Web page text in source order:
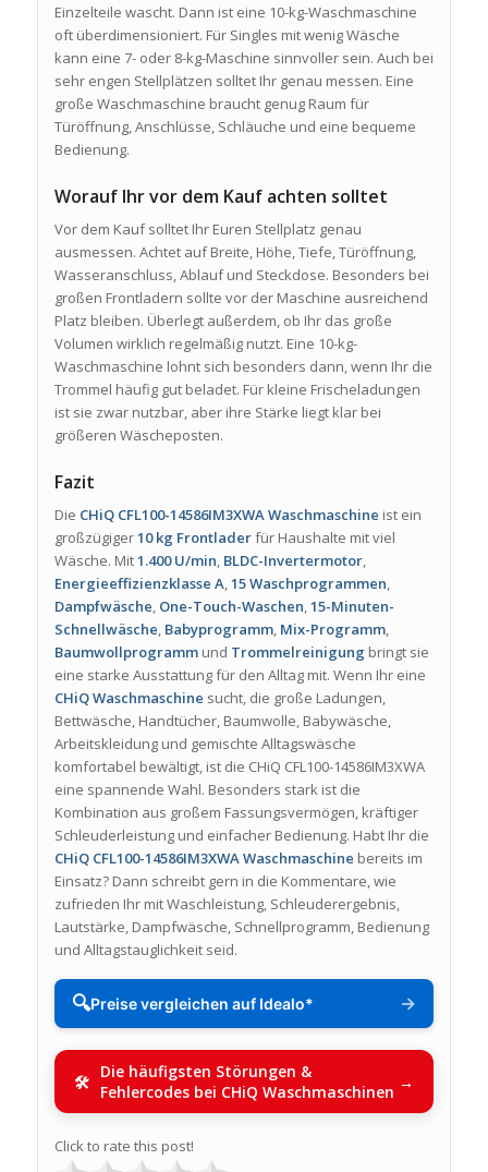
Einzelteile wascht. Dann ist eine 10-kg-Waschmaschine
oft überdimensioniert. Für Singles mit wenig Wäsche
kann eine 7- oder 8-kg-Maschine sinnvoller sein. Auch bei
sehr engen Stellplätzen solltet Ihr genau messen. Eine
große Waschmaschine braucht genug Raum für
Türöffnung, Anschlüsse, Schläuche und eine bequeme
Bedienung.
Worauf Ihr vor dem Kauf achten solltet
Vor dem Kauf solltet Ihr Euren Stellplatz genau
ausmessen. Achtet auf Breite, Höhe, Tiefe, Türöffnung,
Wasseranschluss, Ablauf und Steckdose. Besonders bei
großen Frontladern sollte vor der Maschine ausreichend
Platz bleiben. Überlegt außerdem, ob Ihr das große
Volumen wirklich regelmäßig nutzt. Eine 10-kg-
Waschmaschine lohnt sich besonders dann, wenn Ihr die
Trommel häufig gut beladet. Für kleine Frischeladungen
ist sie zwar nutzbar, aber ihre Stärke liegt klar bei
größeren Wäscheposten.
Fazit
Die CHiQ CFL100-14586IM3XWA Waschmaschine ist ein
großzügiger10 kg Frontladerfür Haushalte mit viel
Wäsche. Mit1.400 U/min, BLDC-Invertermotor,
Energieeffizienzklasse A,15 Waschprogrammen,
Dampfwäsche, One-Touch-Waschen,15-Minuten-
Schnellwäsche, Babyprogramm, Mix-Programm,
Baumwollprogrammund Trommelreinigung bringt sie
eine starke Ausstattung für den Alltag mit. Wenn Ihr eine
CHiQ Waschmaschine sucht, die große Ladungen,
Bettwäsche, Handtücher, Baumwolle, Babywäsche,
Arbeitskleidung und gemischte Alltagswäsche
komfortabel bewältigt, ist die CHiQ CFL100-14586IM3XWA
eine spannende Wahl. Besonders stark ist die
Kombination aus großem Fassungsvermögen, kräftiger
Schleuderleistung und einfacher Bedienung. Habt Ihr die
CHiQ CFL100-14586IM3XWA Waschmaschine bereits im
Einsatz? Dann schreibt gern in die Kommentare, wie
zufrieden Ihr mit Waschleistung, Schleuderergebnis,
Lautstärke, Dampfwäsche, Schnellprogramm, Bedienung
und Alltagstauglichkeit seid.
🔍Preise vergleichen auf Idealo* →
Die häufigsten Störungen &
Fehlercodes bei CHiQ Waschmaschinen
Click to rate this post!